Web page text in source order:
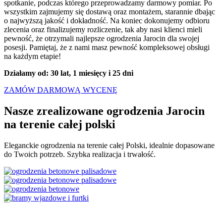
spotkanie, podczas którego przeprowadzamy darmowy pomiar. Po
wszystkim zajmujemy się dostawą oraz montażem, starannie dbając
o najwyższą jakość i dokładność. Na koniec dokonujemy odbioru
zlecenia oraz finalizujemy rozliczenie, tak aby nasi klienci mieli
pewność, że otrzymali najlepsze ogrodzenia Jarocin dla swojej
posesji. Pamiętaj, że z nami masz pewność kompleksowej obsługi
na każdym etapie!
Działamy od: 30 lat, 1 miesięcy i 25 dni
ZAMÓW DARMOWĄ WYCENĘ
Nasze zrealizowane ogrodzenia Jarocin
na terenie całej polski
Eleganckie ogrodzenia na terenie całej Polski, idealnie dopasowane
do Twoich potrzeb. Szybka realizacja i trwałość.